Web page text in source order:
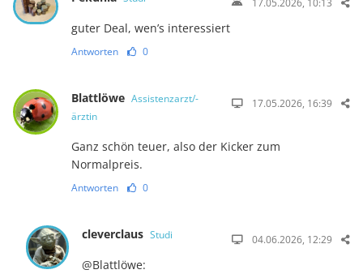
17.05.2026, 10:13
guter Deal, wen’s interessiert
Antworten 0
Blattlöwe Assistenzarzt/-
ärztin
17.05.2026, 16:39
Ganz schön teuer, also der Kicker zum
Normalpreis.
Antworten 0
cleverclaus Studi 04.06.2026, 12:29
@Blattlöwe: